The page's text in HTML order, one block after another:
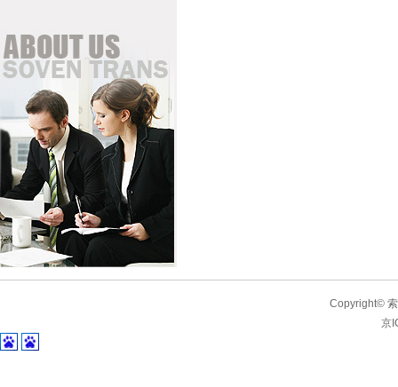
Copyright©
京